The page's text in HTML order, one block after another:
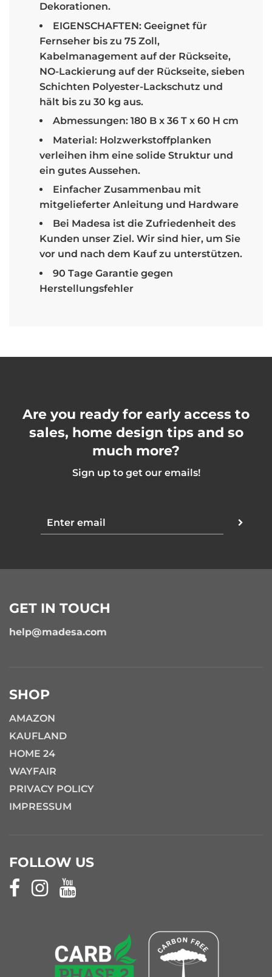
Dekorationen.
EIGENSCHAFTEN: Geeignet für
Fernseher bis zu 75 Zoll,
Kabelmanagement auf der Rückseite,
NO-Lackierung auf der Rückseite, sieben
Schichten Polyester-Lackschutz und
hält bis zu 30 kg aus.
Abmessungen: 180 B x 36 T x 60 H cm
Material: Holzwerkstoffplanken
verleihen ihm eine solide Struktur und
ein gutes Aussehen.
Einfacher Zusammenbau mit
mitgelieferter Anleitung und Hardware
Bei Madesa ist die Zufriedenheit des
Kunden unser Ziel. Wir sind hier, um Sie
vor und nach dem Kauf zu unterstützen.
90 Tage Garantie gegen
Herstellungsfehler
Are you ready for early access to
sales, home design tips and so
much more?
Sign up to get our emails!
GET IN TOUCH
help@madesa.com
SHOP
AMAZON
KAUFLAND
HOME 24
WAYFAIR
PRIVACY POLICY
IMPRESSUM
FOLLOW US